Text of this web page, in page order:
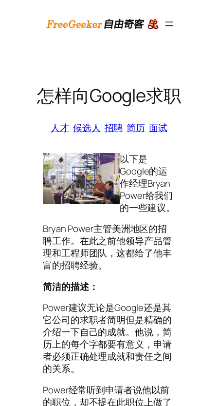
怎样向Google求职
人才 候选人 招聘 简历 面试
以下是
Google的运
作经理Bryan
Power给我们
的一些建议。
Bryan Power主管美洲地区的招
聘工作。在此之前他领导产品管
理和工程师团队，这都给了他丰
富的招聘经验。
简洁的描述：
Power建议无论是Google还是其
它公司的求职者简明但是精确的
介绍一下自己的成就。他说，简
历上的每个字都要有意义，申请
者必须正确处理成就和责任之间
的关系。
Power经常听到申请者说他以前
的职位，却不提在此职位上做了